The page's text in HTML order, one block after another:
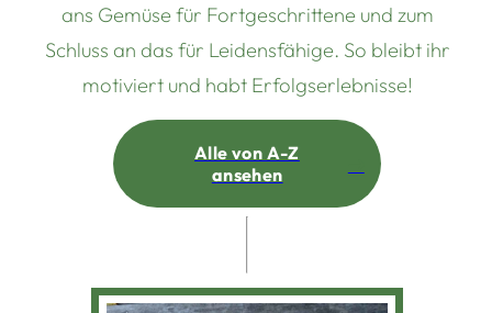
ans Gemüse für Fortgeschrittene und zum
Schluss an das für Leidensfähige. So bleibt ihr
motiviert und habt Erfolgserlebnisse!
Alle von A-Z
ansehen